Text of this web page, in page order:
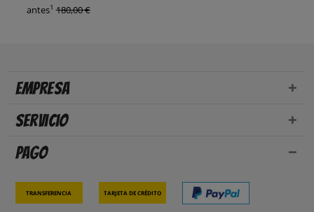
antes1 180,00 €
Empresa
Servicio
Pago
Transferencia Tarjeta de crédito